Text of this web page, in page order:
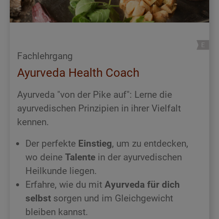
Fachlehrgang
Ayurveda Health Coach
Ayurveda "von der Pike auf": Lerne die
ayurvedischen Prinzipien in ihrer Vielfalt
kennen.
Der perfekte Einstieg, um zu entdecken,
wo deine Talente in der ayurvedischen
Heilkunde liegen.
Erfahre, wie du mit Ayurveda für dich
selbst sorgen und im Gleichgewicht
bleiben kannst.